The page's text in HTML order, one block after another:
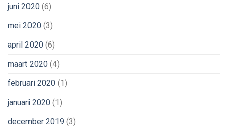
juni 2020 (6)
mei 2020 (3)
april 2020 (6)
maart 2020 (4)
februari 2020 (1)
januari 2020 (1)
december 2019 (3)